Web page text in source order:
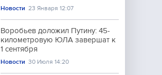
Новости 23 Января 12:07
Воробьев доложил Путину: 45-
километровую ЮЛА завершат к
1 сентября
Новости 30 Июля 14:20